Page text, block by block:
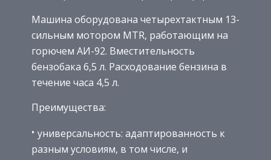
Машина оборудована четырехтактным 13-
сильным мотором MTR, работающим на
горючем АИ-92. Вместительность
бензобака 6,5 л. Расходование бензина в
течение часа 4,5 л.
Преимущества:
универсальность: адаптированность к
разным условиям, в том числе, и